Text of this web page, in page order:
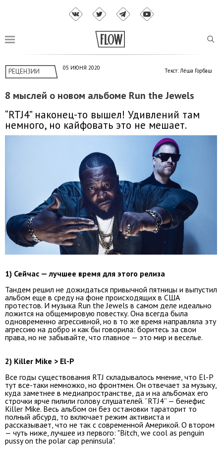
РЕЦЕНЗИИ 05 ИЮНЯ 2020 Текст: Лёша Горбаш
8 мыслей о новом альбоме Run the Jewels
“RTJ4” наконец-то вышел! Удивлений там
немного, но кайфовать это не мешает.
1) Сейчас — лучшее время для этого релиза
Тандем решил не дожидаться привычной пятницы и выпустил
альбом еще в среду на фоне происходящих в США
протестов. И музыка Run the Jewels в самом деле идеально
ложится на общемировую повестку. Она всегда была
одновременно агрессивной, но в то же время направляла эту
агрессию на добро и как бы говорила: боритесь за свои
права, но не забывайте, что главное — это мир и веселье.
2) Killer Mike > El-P
Все годы существования RTJ складывалось мнение, что El-P
тут все-таки немножко, но фронтмен. Он отвечает за музыку,
куда заметнее в медиапространстве, да и на альбомах его
строчки ярче пилили голову слушателей. “RTJ4” — бенефис
Killer Mike. Весь альбом он без остановки тараторит то
полный абсурд, то включает режим активиста и
рассказывает, что не так с современной Америкой. О втором
— чуть ниже, лучшее из первого: "Bitch, we cool as penguin
pussy on the polar cap peninsula".